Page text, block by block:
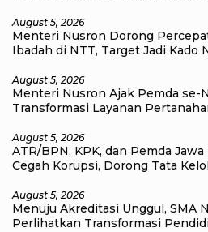
August 5, 2026
Menteri Nusron Dorong
Ibadah di NTT, Target Jadi Kado
August 5, 2026
Menteri Nusron Ajak Pemda se-
Transformasi Layanan
August 5, 2026
ATR/BPN, KPK, dan Pemda
Cegah Korupsi, Dorong Tata
August 5, 2026
Menuju Akreditasi Unggul, SMA Negeri 9
Perlihatkan Transformasi